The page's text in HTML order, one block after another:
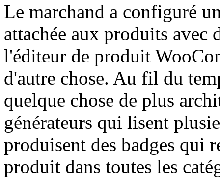
Le marchand a configuré
attachée aux produits avec
l'éditeur de produit
d'autre chose. Au fil du
quelque chose de plus
générateurs qui lisent
produisent des badges qui
produit dans toutes les